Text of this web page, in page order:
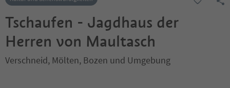
Tschaufen - Jagdhaus der
Herren von Maultasch
Verschneid, Mölten, Bozen und Umgebung